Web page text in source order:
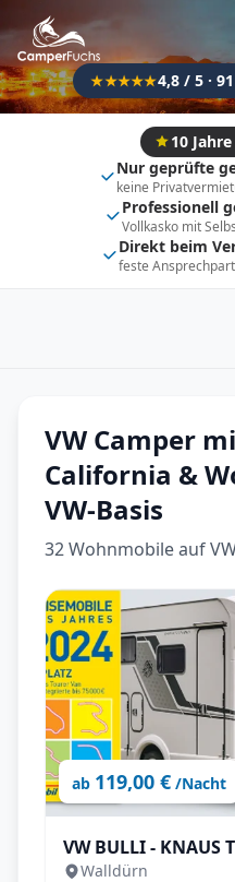
★★★★★4,8 / 5 ·
10
Nur geprüfte
keine
Professionell
Vollkasko mit
Direkt beim
feste
Flexibel (±3 Tage)
Fahrzeugtyp
Vollintegriert
Alkoven
Wohnwagen
VW Camper
California &
VW-Basis
32Wohnmobile auf
ab 119,00 € /Nacht
VW BULLI -
Walldürn